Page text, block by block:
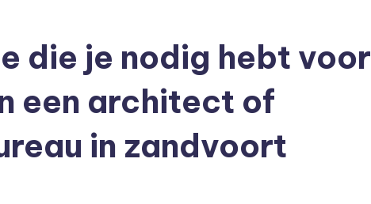
die je nodig hebt voor
een architect of
in zandvoort